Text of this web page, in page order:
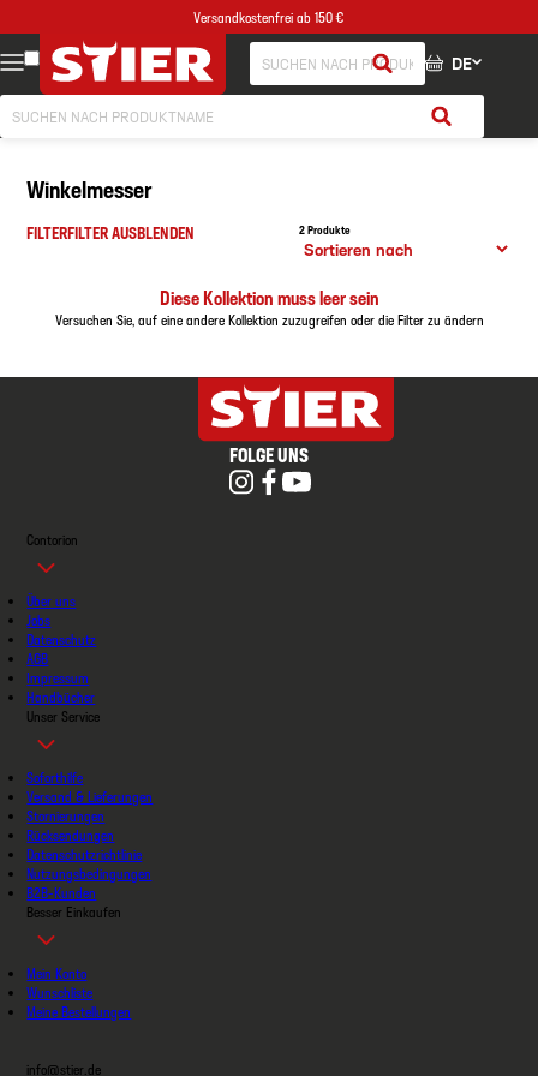
Versandkostenfrei ab 150 €
DE
FILTERFILTER AUSBLENDEN
Winkelmesser
2 Produkte
Diese Kollektion muss leer sein
Versuchen Sie, auf eine andere Kollektion zuzugreifen oder die Filter zu ändern
FOLGE UNS
Contorion
Über uns
Jobs
Datenschutz
AGB
Impressum
Handbücher
Unser Service
Soforthilfe
Versand & Lieferungen
Stornierungen
Rücksendungen
Datenschutzrichtlinie
Nutzungsbedingungen
B2B-Kunden
Besser Einkaufen
Mein Konto
Wunschliste
Meine Bestellungen
info@stier.de